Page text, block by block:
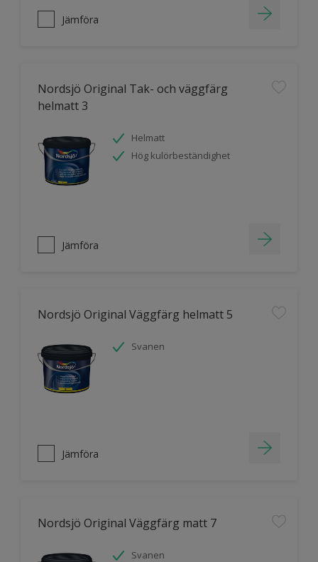
Jämföra
Nordsjö Original Tak- och väggfärg
helmatt 3
Helmatt
Hög kulörbeständighet
Jämföra
Nordsjö Original Väggfärg helmatt 5
Svanen
Jämföra
Nordsjö Original Väggfärg matt 7
Svanen